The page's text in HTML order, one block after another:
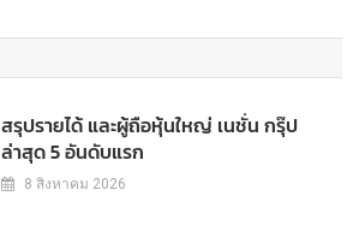
สรุปรายได้ และผู้ถือหุ้นใหญ่ เนชั่น กรุ๊ป
ล่าสุด 5 อันดับแรก
8 สิงหาคม 2026